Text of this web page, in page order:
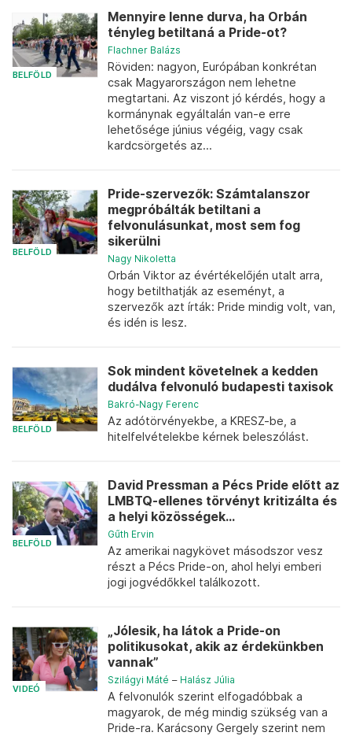
BELFÖLD
Mennyire lenne durva, ha Orbán
tényleg betiltaná a Pride-ot?
Flachner Balázs
Röviden: nagyon, Európában konkrétan
csak Magyarországon nem lehetne
megtartani. Az viszont jó kérdés, hogy a
kormánynak egyáltalán van-e erre
lehetősége június végéig, vagy csak
kardcsörgetés az...
BELFÖLD
Pride-szervezők: Számtalanszor
megpróbálták betiltani a
felvonulásunkat, most sem fog
sikerülni
Nagy Nikoletta
Orbán Viktor az évértékelőjén utalt arra,
hogy betilthatják az eseményt, a
szervezők azt írták: Pride mindig volt, van,
és idén is lesz.
BELFÖLD
Sok mindent követelnek a kedden
dudálva felvonuló budapesti taxisok
Bakró-Nagy Ferenc
Az adótörvényekbe, a KRESZ-be, a
hitelfelvételekbe kérnek beleszólást.
BELFÖLD
David Pressman a Pécs Pride előtt az
LMBTQ-ellenes törvényt kritizálta és
a helyi közösségek...
Gűth Ervin
Az amerikai nagykövet másodszor vesz
részt a Pécs Pride-on, ahol helyi emberi
jogi jogvédőkkel találkozott.
VIDEÓ
„Jólesik, ha látok a Pride-on
politikusokat, akik az érdekünkben
vannak”
Szilágyi Máté – Halász Júlia
A felvonulók szerint elfogadóbbak a
magyarok, de még mindig szükség van a
Pride-ra. Karácsony Gergely szerint nem